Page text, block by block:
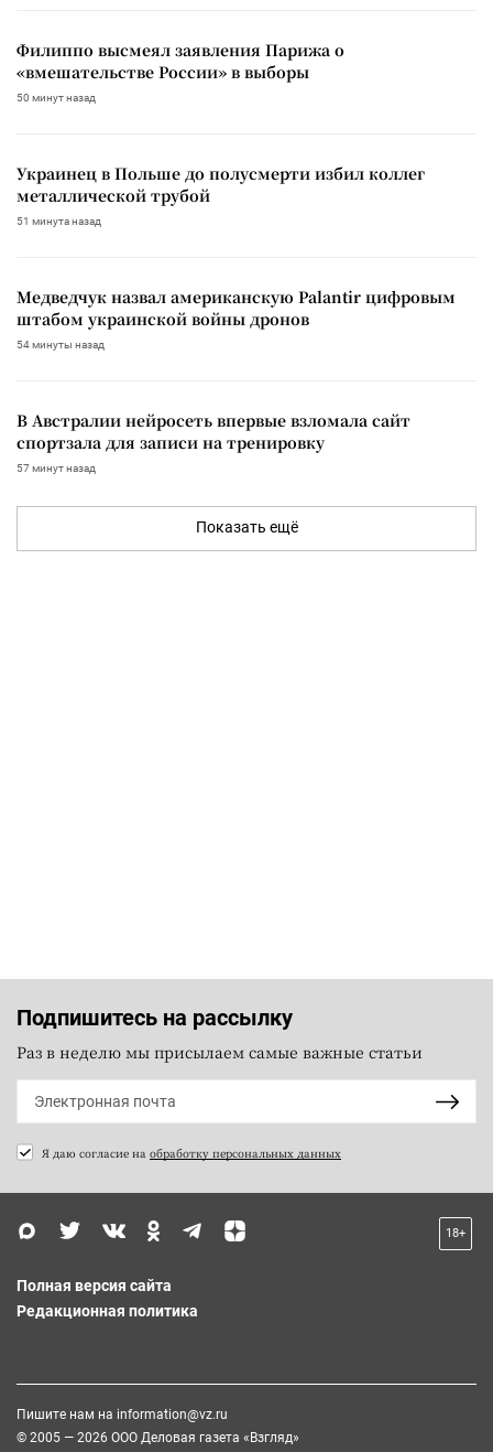
Филиппо высмеял заявления Парижа о
«вмешательстве России» в выборы
50 минут назад
Украинец в Польше до полусмерти избил коллег
металлической трубой
51 минута назад
Медведчук назвал американскую Palantir цифровым
штабом украинской войны дронов
54 минуты назад
В Австралии нейросеть впервые взломала сайт
спортзала для записи на тренировку
57 минут назад
Показать ещё
Подпишитесь на рассылку
Раз в неделю мы присылаем самые важные статьи
Я даю согласие на обработку персональных данных
18+
Полная версия сайта
Редакционная политика
Пишите нам на information@vz.ru
© 2005 — 2026 ООО Деловая газета «Взгляд»